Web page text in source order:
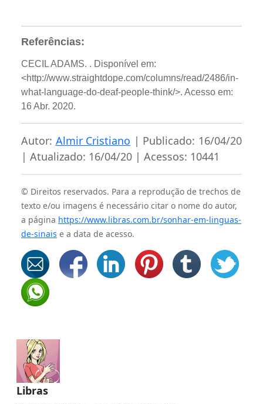
Libras
Referências:
CECIL ADAMS. . Disponível em:
<http://www.straightdope.com/columns/read/2486/in-
what-language-do-deaf-people-think/>. Acesso em:
16 Abr. 2020.
Autor: Almir Cristiano | Publicado: 16/04/20
| Atualizado: 16/04/20 | Acessos: 10441
© Direitos reservados. Para a reprodução de trechos de
texto e/ou imagens é necessário citar o nome do autor,
a página https://www.libras.com.br/sonhar-em-linguas-
de-sinais e a data de acesso.